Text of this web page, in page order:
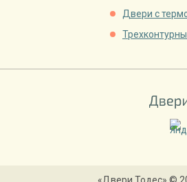
Двери с